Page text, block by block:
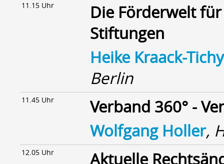
11.15 Uhr
Die Förderwelt
Stiftungen
Heike Kraack-Tichy
Berlin
11.45 Uhr
Verband 360° -
Wolfgang Holler,
12.05 Uhr Aktuelle